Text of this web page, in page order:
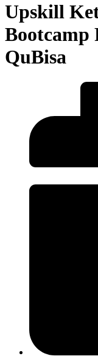
Upskill
Bootcamp
QuBisa